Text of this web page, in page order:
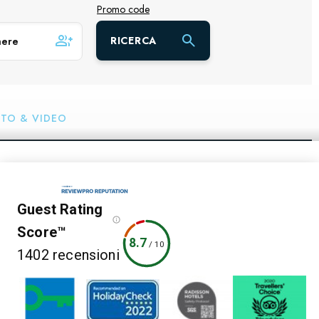
Promo code
RICERCA
& VIDEO
Guest Rating
Score™
1402 recensioni
7 fonti
8.7/10